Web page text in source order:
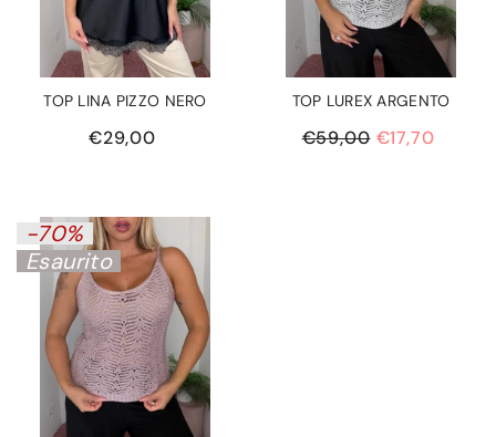
TOP LINA PIZZO NERO
€29,00
TOP LUREX ARGENTO
€59,00 €17,70
-70%
Esaurito